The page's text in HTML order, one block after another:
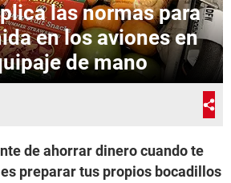
las normas para
en los aviones en
de mano
de ahorrar dinero cuando te
preparar tus propios bocadillos